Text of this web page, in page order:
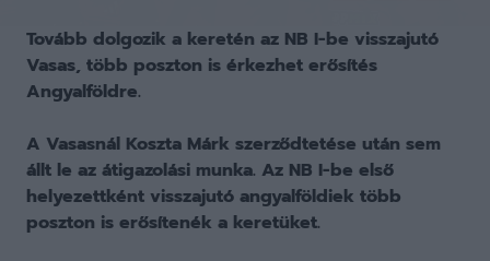
Tovább dolgozik a keretén az NB I-be visszajutó
Vasas, több poszton is érkezhet erősítés
Angyalföldre.
A Vasasnál Koszta Márk szerződtetése után sem
állt le az átigazolási munka. Az NB I-be első
helyezettként visszajutó angyalföldiek több
poszton is erősítenék a keretüket.